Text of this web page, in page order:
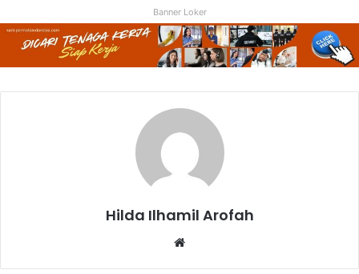
Banner Loker
Hilda Ilhamil Arofah